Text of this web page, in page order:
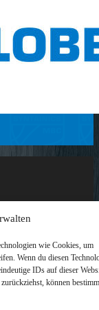
wie Cookies, um
Wenn du diesen
IDs auf dieser
können
bei Dyn
– MBM GmbH